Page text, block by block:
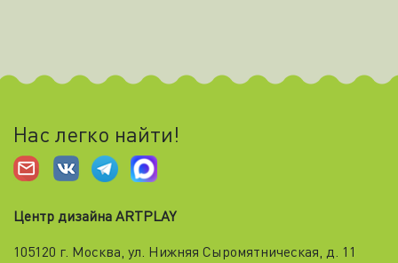
Нас легко найти!
Центр дизайна ARTPLAY
105120 г. Москва, ул. Нижняя Cыромятническая, д. 11